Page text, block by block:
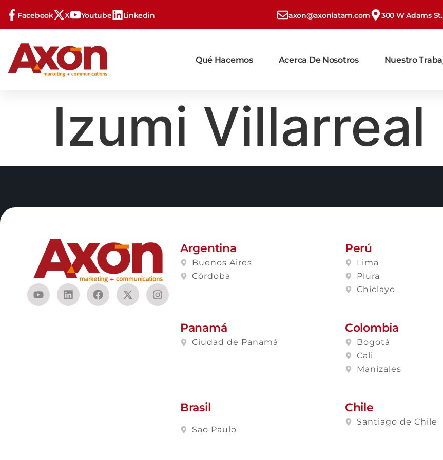
Facebook X Youtube Linkedin axon@axonlatam.com 300 W Adams
Qué Hacemos Acerca De Nosotros Nuestro
Izumi Villarreal
Argentina
Buenos Aires
Córdoba
Panamá
Ciudad de Panamá
Brasil
Sao Paulo
Perú
Lima
Piura
Chiclayo
Colombia
Bogotá
Cali
Manizales
Chile
Santiago de Chile